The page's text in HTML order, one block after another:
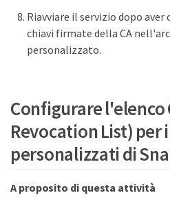
Riavviare il servizio dopo
chiavi firmate della CA
personalizzato.
Configurare l'elenco
Revocation List) per
personalizzati di
A proposito di questa attività